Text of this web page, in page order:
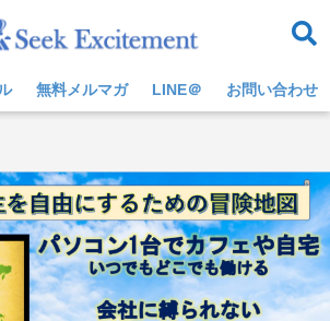
無料メルマガ LINE＠ お問い合わせ